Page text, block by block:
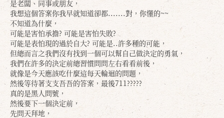
是老闆、同事或朋友，
我想這個答案你我早就知道卻都.......對，你懂的~~
不知道為什麼，
可能是害怕承擔? 可能是害怕失敗?
可能是表怕現的過於自大? 可能是..許多種的可能，
但總而言之我們沒有找到一個可以幫自己做決定的勇氣，
我們在許多的決定前總習慣問問左右看看前後，
就像是今天應該吃什麼這每天輪迴的問題，
然後等待著支支吾吾的答案，最後711?????
真的是黑人問號，
然後要下一個決定前，
先問天拜地，